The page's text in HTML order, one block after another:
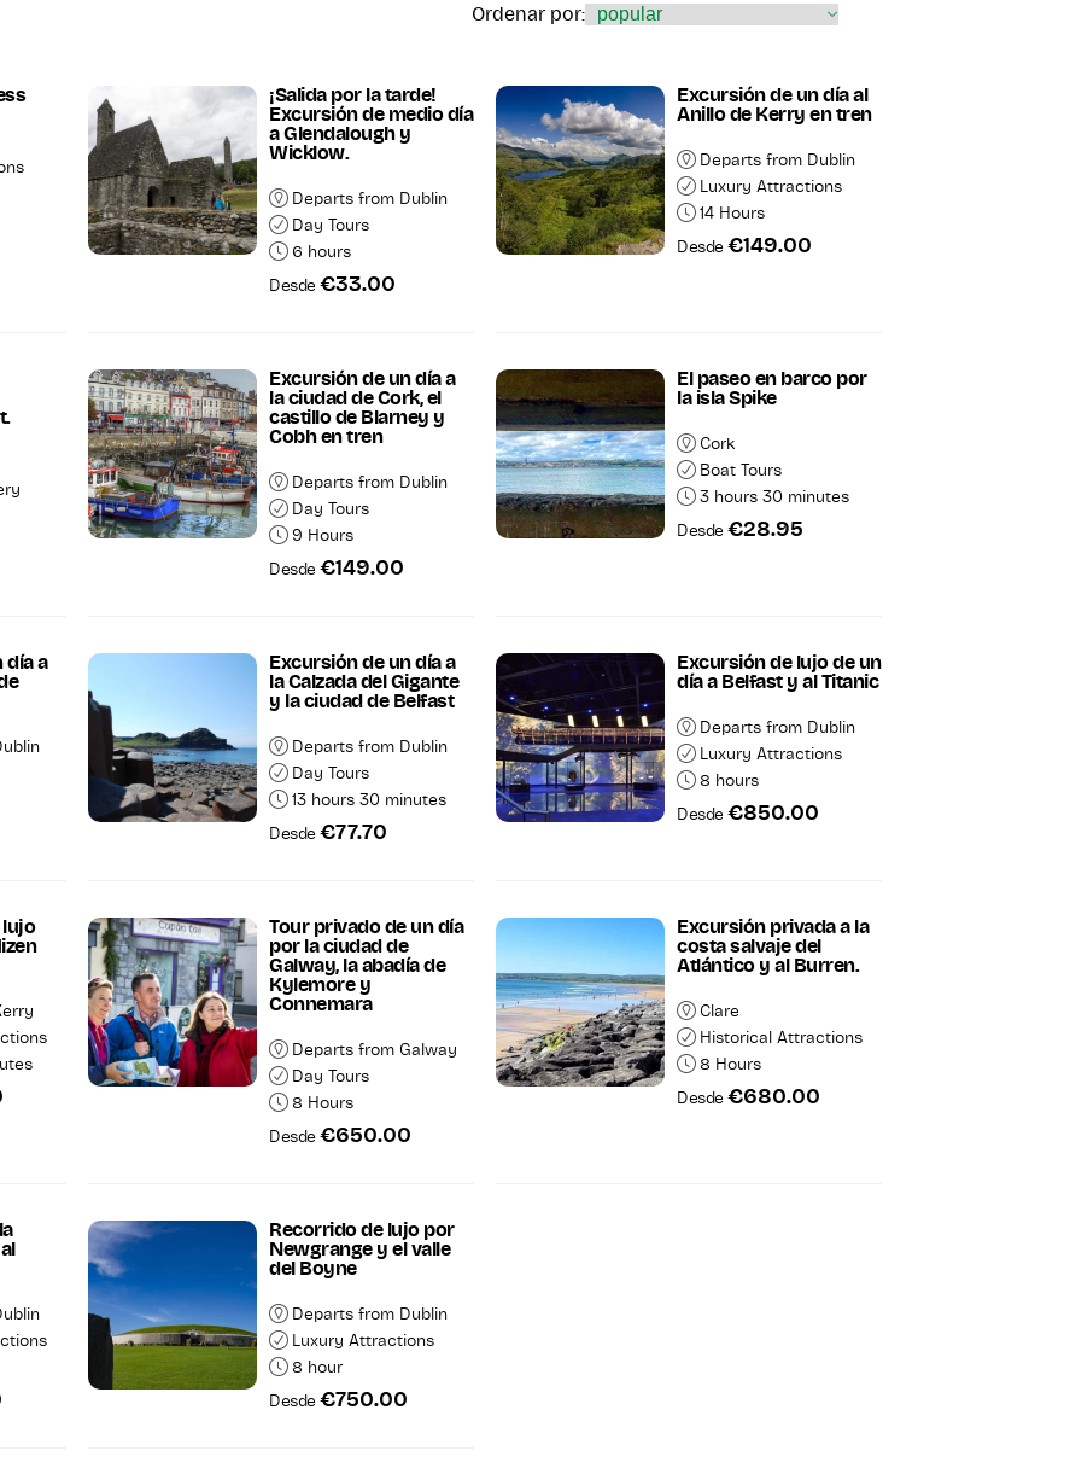
Ordenar por:
¡Salida por la tarde!
Excursión de medio día
a Glendalough y
Wicklow.
Departs from Dublin
Day Tours
6 hours
Desde€33.00
Excursión de un día al
Anillo de Kerry en tren
Departs from Dublin
Luxury Attractions
14 Hours
Desde€149.00
Excursión de un día a
la ciudad de Cork, el
castillo de Blarney y
Cobh en tren
Departs from Dublin
Day Tours
9 Hours
Desde€149.00
El paseo en barco por
la isla Spike
Cork
Boat Tours
3 hours 30 minutes
Desde€28.95
día a
Excursión de un día a
la Calzada del Gigante
y la ciudad de Belfast
Departs from Dublin
Day Tours
13 hours 30 minutes
Desde€77.70
Excursión de lujo de un
día a Belfast y al Titanic
Departs from Dublin
Luxury Attractions
8 hours
Desde€850.00
lujo
Tour privado de un día
por la ciudad de
Galway, la abadía de
Kylemore y
Connemara
Departs from Galway
Day Tours
8 Hours
Desde€650.00
Excursión privada a la
costa salvaje del
Atlántico y al Burren.
Clare
Historical Attractions
8 Hours
Desde€680.00
Recorrido de lujo por
Newgrange y el valle
del Boyne
Departs from Dublin
Luxury Attractions
8 hour
Desde€750.00